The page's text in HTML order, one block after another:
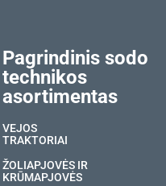
Pagrindinis sodo
technikos
asortimentas
VEJOS
TRAKTORIAI
ŽOLIAPJOVĖS IR
KRŪMAPJOVĖS